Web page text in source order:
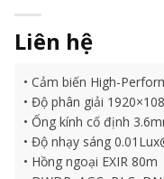
Liên hệ
• Cảm biến High-
• Độ phân giải
• Ống kính cố định
• Độ nhạy sáng
• Hồng ngoại EXIR 80m